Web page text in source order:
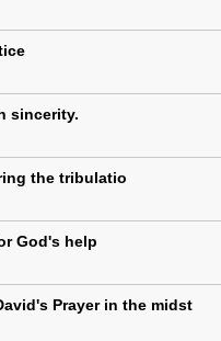
sincerity.
the tribulatio
God's help
Prayer in the midst